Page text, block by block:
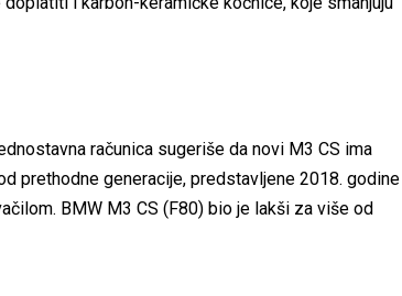
računica sugeriše da novi M3 CS ima
prethodne generacije, predstavljene 2018. godine
BMW M3 CS (F80) bio je lakši za više od